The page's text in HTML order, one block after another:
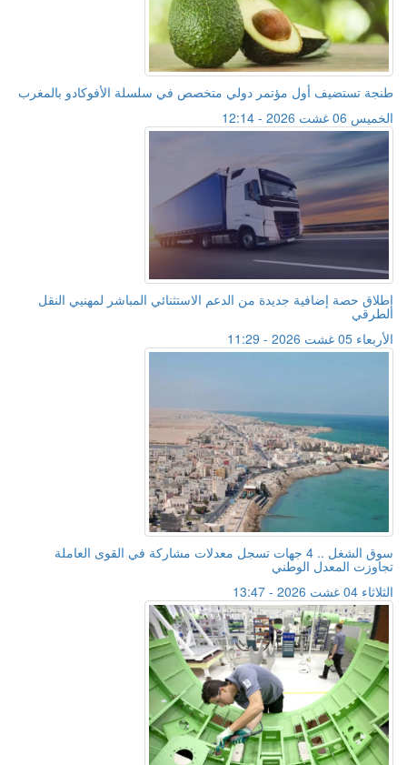
طنجة تستضيف أول مؤتمر دولي متخصص في سلسلة الأفوكادو بالمغرب
الخميس 06 غشت 2026 - 12:14
إطلاق حصة إضافية جديدة من الدعم الاستثنائي المباشر لمهنيي النقل
الطرقي
الأربعاء 05 غشت 2026 - 11:29
سوق الشغل .. 4 جهات تسجل معدلات مشاركة في القوى العاملة
تجاوزت المعدل الوطني
الثلاثاء 04 غشت 2026 - 13:47